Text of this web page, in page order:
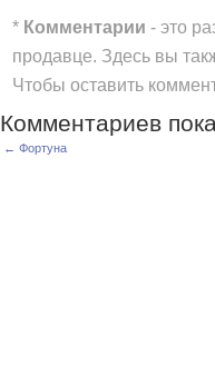
* Комментарии - это
продавце. Здесь вы
Чтобы оставить
Комментариев
← Фортуна